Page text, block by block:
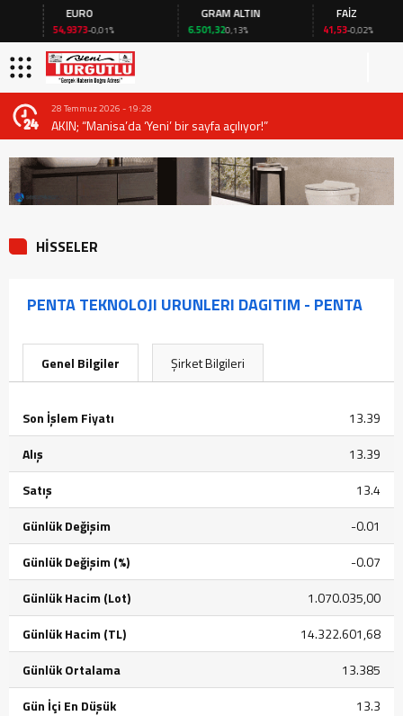
EURO
54,9373-0,01%
GRAM ALTIN
6.501,320,13%
FAİZ
41,53-0,02%
28 Temmuz 2026 - 19:28
AKIN; “Manisa’da ‘Yeni’ bir sayfa açılıyor!”
HİSSELER
PENTA TEKNOLOJI URUNLERI DAGITIM - PENTA
Genel Bilgiler Şirket Bilgileri
Son İşlem Fiyatı
13.39
Alış
13.39
Satış
13.4
Günlük Değişim
-0.01
Günlük Değişim (%)
-0.07
Günlük Hacim (Lot)
1.070.035,00
Günlük Hacim (TL)
14.322.601,68
Günlük Ortalama
13.385
Gün İçi En Düşük
13.3